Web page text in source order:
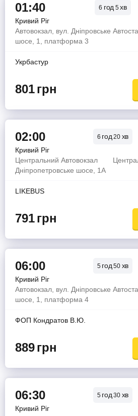
01:40 6 год 5хв
Кривий Ріг
Автовокзал, вул. Дніпровське
шосе, 1, платформа 3
Укрбастур
801грн
02:00 6 год20 хв
Кривий Ріг
Центральний Автовокзал
Дніпропетровське шосе, 1А
LIKEBUS
791грн
06:00 5 год50 хв
Кривий Ріг
Автовокзал, вул. Дніпровське
шосе, 1, платформа 4
ФОП Кондратов В.Ю.
889грн
06:30 5 год30 хв
Кривий Ріг